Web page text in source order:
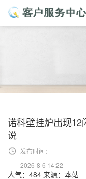
诺科壁挂炉出现12
说
发布时间：
2026-8-6 14:22
人气：484 来源：本站